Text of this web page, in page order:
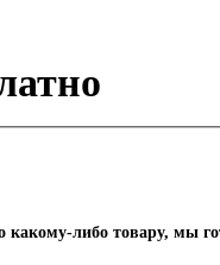
какому-либо товару, мы